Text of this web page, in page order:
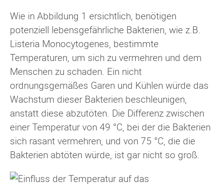
Wie in Abbildung 1 ersichtlich, benötigen
potenziell lebensgefährliche Bakterien, wie z.B.
Listeria Monocytogenes, bestimmte
Temperaturen, um sich zu vermehren und dem
Menschen zu schaden. Ein nicht
ordnungsgemäßes Garen und Kühlen würde das
Wachstum dieser Bakterien beschleunigen,
anstatt diese abzutöten. Die Differenz zwischen
einer Temperatur von 49 °C, bei der die Bakterien
sich rasant vermehren, und von 75 °C, die die
Bakterien abtöten würde, ist gar nicht so groß.